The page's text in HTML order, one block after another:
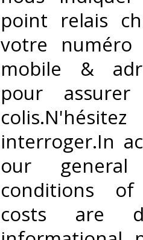
point relais
votre numéro
mobile &
pour
interroger.In
our
conditions of
costs are